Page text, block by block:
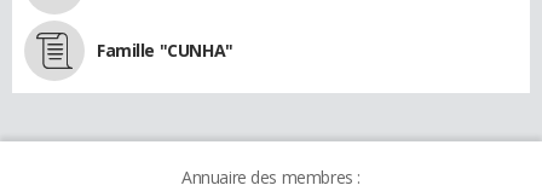
Famille "CUNHA"
Annuaire des membres :